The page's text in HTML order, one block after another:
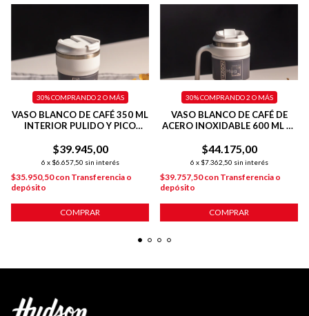
VASO BLANCO DE CAFÉ 350 ML
INTERIOR PULIDO Y PICO
$39.945,00
6 x $6.657,50 sin interés
30%COMPRANDO 2 O MÁS
$35.950,50con Transferencia o
depósito
COMPRAR
VASO BLANCO DE CAFÉ DE
ACERO INOXIDABLE 600 ML C/
$44.175,00
6 x $7.362,50 sin interés
30%COMPRANDO 2 O MÁS
$39.757,50con Transferencia o
depósito
COMPRAR